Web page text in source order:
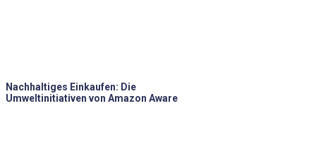
Nachhaltiges Einkaufen: Die
Umweltinitiativen von Amazon Aware